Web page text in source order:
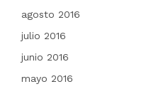
agosto 2016
julio 2016
junio 2016
mayo 2016